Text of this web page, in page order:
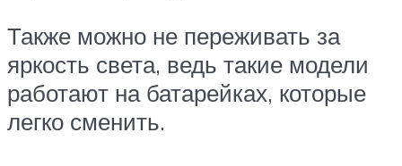
Также можно не переживать за
яркость света, ведь такие модели
работают на батарейках, которые
легко сменить.